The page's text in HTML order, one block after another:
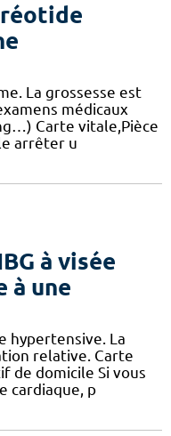
La grossesse est
médicaux
Carte vitale,Pièce
arrêter u
à visée
à une
hypertensive. La
relative. Carte
de domicile Si vous
cardiaque, p